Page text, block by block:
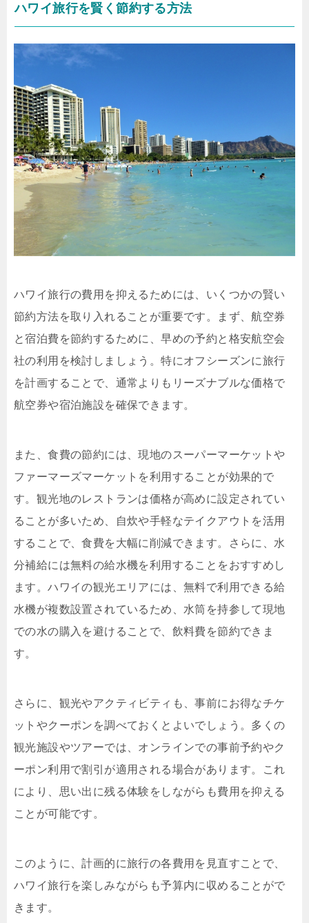
ハワイ旅行を賢く節約する方法
ハワイ旅行の費用を抑えるためには、いくつかの賢い
節約方法を取り入れることが重要です。まず、航空券
と宿泊費を節約するために、早めの予約と格安航空会
社の利用を検討しましょう。特にオフシーズンに旅行
を計画することで、通常よりもリーズナブルな価格で
航空券や宿泊施設を確保できます。
また、食費の節約には、現地のスーパーマーケットや
ファーマーズマーケットを利用することが効果的で
す。観光地のレストランは価格が高めに設定されてい
ることが多いため、自炊や手軽なテイクアウトを活用
することで、食費を大幅に削減できます。さらに、水
分補給には無料の給水機を利用することをおすすめし
ます。ハワイの観光エリアには、無料で利用できる給
水機が複数設置されているため、水筒を持参して現地
での水の購入を避けることで、飲料費を節約できま
す。
さらに、観光やアクティビティも、事前にお得なチケ
ットやクーポンを調べておくとよいでしょう。多くの
観光施設やツアーでは、オンラインでの事前予約やク
ーポン利用で割引が適用される場合があります。これ
により、思い出に残る体験をしながらも費用を抑える
ことが可能です。
このように、計画的に旅行の各費用を見直すことで、
ハワイ旅行を楽しみながらも予算内に収めることがで
きます。